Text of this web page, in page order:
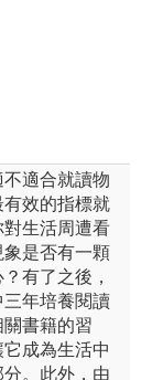
不適合就讀物
有效的指標就
對生活周遭看
象是否有一顆
有了之後，
三年培養閱讀
關書籍的習
成為生活中
分。此外，由